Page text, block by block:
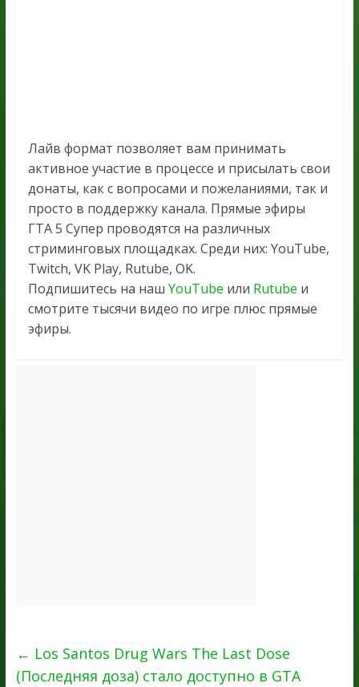
Лайв формат позволяет вам принимать
активное участие в процессе и присылать свои
донаты, как с вопросами и пожеланиями, так и
просто в поддержку канала. Прямые эфиры
ГТА 5 Супер проводятся на различных
стриминговых площадках. Среди них: YouTube,
Twitch, VK Play, Rutube, OK.
Подпишитесь на наш YouTube или Rutube и
смотрите тысячи видео по игре плюс прямые
эфиры.
← Los Santos Drug Wars The Last Dose
(Последняя доза) стало доступно в GTA